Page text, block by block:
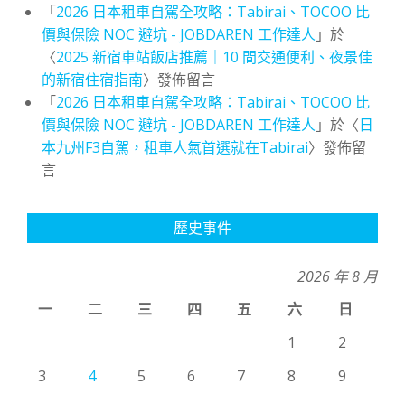
「2026 日本租車自駕全攻略：Tabirai、TOCOO 比
價與保險 NOC 避坑 - JOBDAREN 工作達人 」於
〈2025 新宿車站飯店推薦｜10 間交通便利、夜景佳
的新宿住宿指南〉發佈留言
「2026 日本租車自駕全攻略：Tabirai、TOCOO 比
價與保險 NOC 避坑 - JOBDAREN 工作達人 」於〈日
本九州F3自駕，租車人氣首選就在Tabirai〉發佈留
言
歷史事件
2026 年 8 月
一
二 三 四 五 六
日
1
2
3
4 5 6 7 8
9